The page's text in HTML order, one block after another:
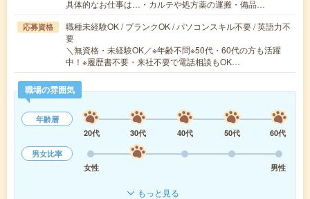
具体的なお仕事は…・カルテや処方薬の運搬・備品…
応募資格
職種未経験OK / ブランクOK / パソコンスキル不要 / 英語力不
要
＼無資格・未経験OK／※年齢不問※50代・60代の方も活躍
中！※履歴書不要・来社不要で電話相談もOK…
職場の雰囲気
年齢層
20代
30代 40代 50代
60代
男女比率
女性
男性
もっと見る